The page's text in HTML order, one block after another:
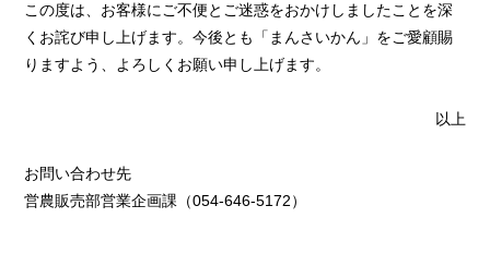
この度は、お客様にご不便とご迷惑をおかけしましたことを深
くお詫び申し上げます。今後とも「まんさいかん」をご愛顧賜
りますよう、よろしくお願い申し上げます。
以上
お問い合わせ先
営農販売部営業企画課（054-646-5172）